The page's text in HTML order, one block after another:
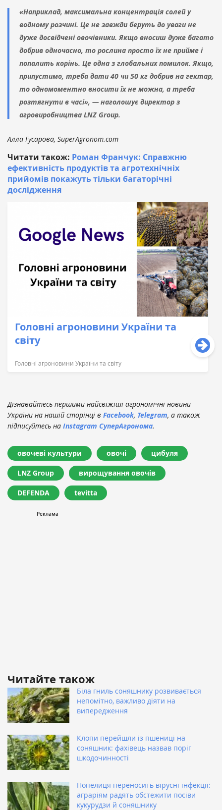
«Наприклад, максимальна концентрація солей у
водному розчині. Це не завжди беруть до уваги не
дуже досвідчені овочівники. Якщо вносиш дуже багато
добрив одночасно, то рослина просто їх не прийме і
попалить корінь. Це одна з глобальних помилок. Якщо,
припустимо, треба дати 40 чи 50 кг добрив на гектар,
то одномоментно вносити їх не можна, а треба
розтягнути в часі», — наголошує директор з
агровиробництва LNZ Group.
Алла Гусарова, SuperAgronom.com
Читати також: Роман Франчук: Справжню
ефективність продуктів та агротехнічніх
прийомів покажуть тільки багаторічні
дослідження
Головні агроновини України та
світу
Головні агроновини України та світу
Дізнавайтесь першими найсвіжіші агрономічні новини
України на нашій сторінці в Facebook, Telegram, а також
підписуйтесь на Instagram СуперАгронома.
овочеві культури овочі цибуля
LNZ Group вирощування овочів
DEFENDA tevitta
Читайте також
Біла гниль соняшнику розвивається
непомітно, важливо діяти на
випередження
Клопи перейшли із пшениці на
соняшник: фахівець назвав поріг
шкодочинності
Попелиця переносить вірусні інфекції:
аграріям радять обстежити посіви
кукурудзи й соняшнику